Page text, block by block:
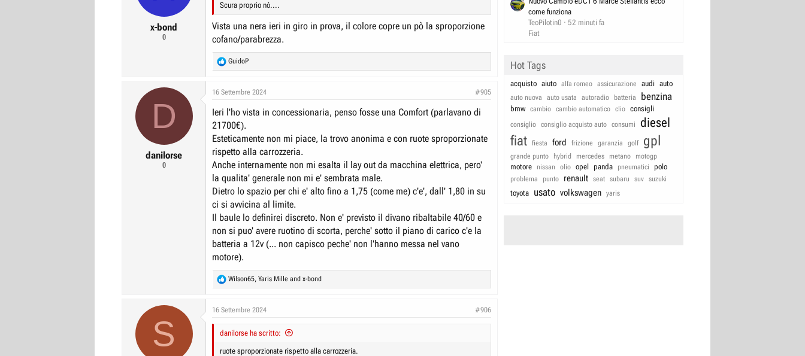
x-bond
0
Scura proprio nò....
Vista una nera ieri in giro in prova, il colore copre un pò la sproporzione
cofano/parabrezza.
R
e
c
i
o
n
s
:
GuidoP
D
danilorse
0
16 Settembre 2024 #905
Ieri l'ho vista in concessionaria, penso fosse una Comfort (parlavano di
21700€).
Esteticamente non mi piace, la trovo anonima e con ruote sproporzionate
rispetto alla carrozzeria.
Anche internamente non mi esalta il lay out da macchina elettrica, pero'
la qualita' generale non mi e' sembrata male.
Dietro lo spazio per chi e' alto fino a 1,75 (come me) c'e', dall' 1,80 in su
ci si avvicina al limite.
Il baule lo definirei discreto. Non e' previsto il divano ribaltabile 40/60 e
non si puo' avere ruotino di scorta, perche' sotto il piano di carico c'e la
batteria a 12v (... non capisco peche' non l'hanno messa nel vano
motore).
R
e
c
n
Wilson65, Yaris Mille and x-bond
S
16 Settembre 2024 #906
danilorse ha scritto:
ruote sproporzionate rispetto alla carrozzeria.
come funziona
TeoPilotin0
52 minuti fa
Fiat
Hot Tags
acquisto aiuto alfa romeo assicurazione audi auto
auto nuova auto usata autoradio batteria benzina
bmw cambio cambio automatico clio consigli
consiglio consiglio acquisto auto consumi diesel
fiat fiesta ford frizione garanzia golf gpl
grande punto hybrid mercedes metano motogp
motore nissan olio opel panda pneumatici polo
problema punto renault seat subaru suv suzuki
toyota usato volkswagen yaris